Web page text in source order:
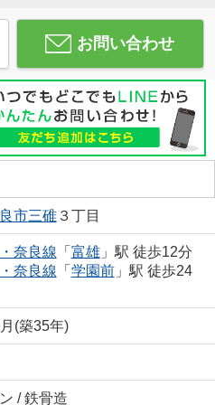
お問い合わせ
市三碓３丁目
奈良線 「 富雄」駅 徒歩12分
奈良線 「 学園前」駅 徒歩24
(築35年)
/ 鉄骨造